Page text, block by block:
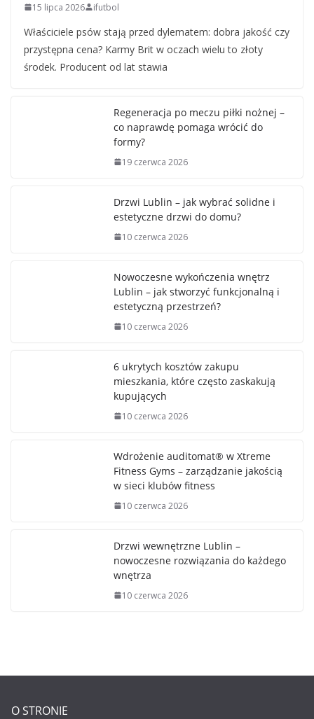
15 lipca 2026 ifutbol
Właściciele psów stają przed dylematem: dobra jakość czy
przystępna cena? Karmy Brit w oczach wielu to złoty
środek. Producent od lat stawia
Regeneracja po meczu piłki nożnej –
co naprawdę pomaga wrócić do
formy?
19 czerwca 2026
Drzwi Lublin – jak wybrać solidne i
estetyczne drzwi do domu?
10 czerwca 2026
Nowoczesne wykończenia wnętrz
Lublin – jak stworzyć funkcjonalną i
estetyczną przestrzeń?
10 czerwca 2026
6 ukrytych kosztów zakupu
mieszkania, które często zaskakują
kupujących
10 czerwca 2026
Wdrożenie auditomat® w Xtreme
Fitness Gyms – zarządzanie jakością
w sieci klubów fitness
10 czerwca 2026
Drzwi wewnętrzne Lublin –
nowoczesne rozwiązania do każdego
wnętrza
10 czerwca 2026
O STRONIE